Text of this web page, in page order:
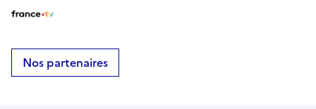
Nos partenaires